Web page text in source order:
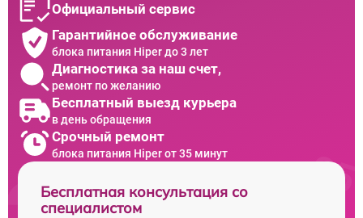
Официальный сервис
Гарантийное обслуживание
блока питания Hiper до 3 лет
Диагностика за наш счет,
ремонт по желанию
Бесплатный выезд курьера
в день обращения
Срочный ремонт
блока питания Hiper от 35 минут
Бесплатная консультация со
специалистом